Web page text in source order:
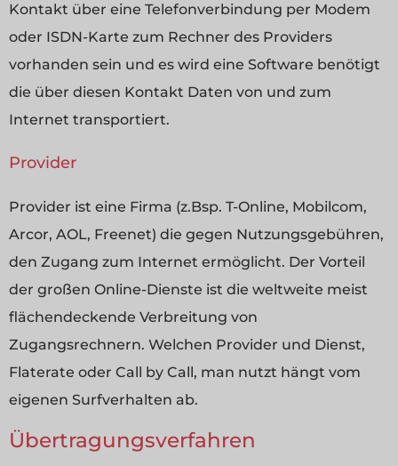
Kontakt über eine Telefonverbindung per Modem
oder ISDN-Karte zum Rechner des Providers
vorhanden sein und es wird eine Software benötigt
die über diesen Kontakt Daten von und zum
Internet transportiert.
Provider
Provider ist eine Firma (z.Bsp. T-Online, Mobilcom,
Arcor, AOL, Freenet) die gegen Nutzungsgebühren,
den Zugang zum Internet ermöglicht. Der Vorteil
der großen Online-Dienste ist die weltweite meist
flächendeckende Verbreitung von
Zugangsrechnern. Welchen Provider und Dienst,
Flaterate oder Call by Call, man nutzt hängt vom
eigenen Surfverhalten ab.
Übertragungsverfahren